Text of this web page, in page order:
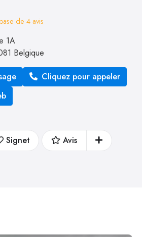
de 4 avis
1A
Belgique
Cliquez pour appeler
Signet Avis